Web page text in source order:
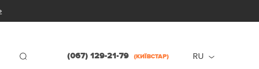
(067) 129-21-79 (КИЇВСТАР)
RU